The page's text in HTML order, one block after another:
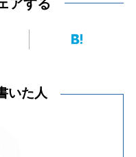
アする
いた人